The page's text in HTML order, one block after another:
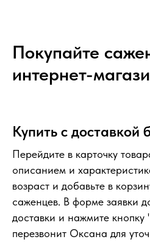
Покупайте
интернет-
Купить с доставкой
Перейдите в карточку
описанием и
возраст и добавьте в
саженцев. В форме заявки
доставки и нажмите
перезвонит Оксана для